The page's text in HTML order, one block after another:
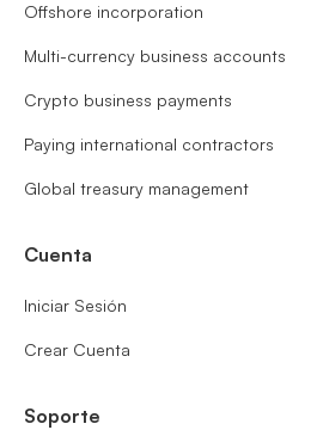
Offshore incorporation
Multi-currency business accounts
Crypto business payments
Paying international contractors
Global treasury management
Cuenta
Iniciar Sesión
Crear Cuenta
Soporte